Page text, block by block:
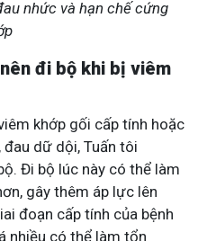
nhức và hạn chế cứng
đi bộ khi bị viêm
khớp gối cấp tính hoặc
dữ dội, Tuấn tôi
Đi bộ lúc này có thể làm
gây thêm áp lực lên
đoạn cấp tính của bệnh
nhiều có thể làm tổn